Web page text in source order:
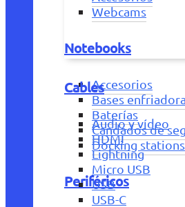
Webcams
Notebooks
Accesorios
Bases
Baterías
Candados de
Docking stations
Periféricos
Cables
Audio y vídeo
HDMI
Lightning
Micro USB
USB
USB-C